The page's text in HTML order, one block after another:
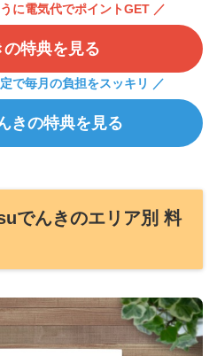
に電気代でポイントGET ／
特典を見る
で毎月の負担をスッキリ ／
きの特典を見る
でんきのエリア別 料